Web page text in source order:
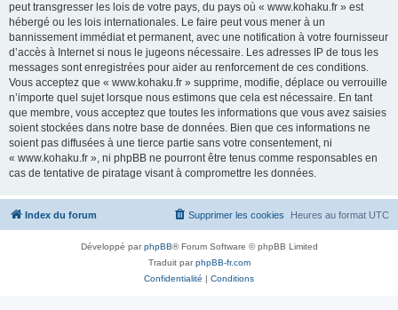
peut transgresser les lois de votre pays, du pays où « www.kohaku.fr » est
hébergé ou les lois internationales. Le faire peut vous mener à un
bannissement immédiat et permanent, avec une notification à votre fournisseur
d’accès à Internet si nous le jugeons nécessaire. Les adresses IP de tous les
messages sont enregistrées pour aider au renforcement de ces conditions.
Vous acceptez que « www.kohaku.fr » supprime, modifie, déplace ou verrouille
n’importe quel sujet lorsque nous estimons que cela est nécessaire. En tant
que membre, vous acceptez que toutes les informations que vous avez saisies
soient stockées dans notre base de données. Bien que ces informations ne
soient pas diffusées à une tierce partie sans votre consentement, ni
« www.kohaku.fr », ni phpBB ne pourront être tenus comme responsables en
cas de tentative de piratage visant à compromettre les données.
Index du forum Heures au format UTC
Supprimer les cookies
Développé parphpBB® Forum Software © phpBB Limited
Traduit parphpBB-fr.com
Confidentialité | Conditions